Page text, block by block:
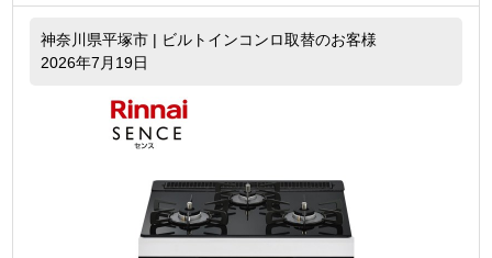
神奈川県平塚市 | ビルトインコンロ取替のお客様
2026年7月19日